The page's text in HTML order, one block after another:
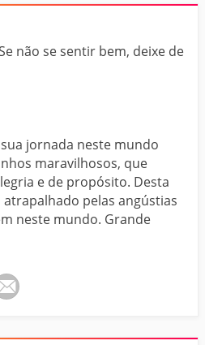
não se sentir bem, deixe de
jornada neste mundo
maravilhosos, que
e de propósito. Desta
pelas angústias
neste mundo. Grande